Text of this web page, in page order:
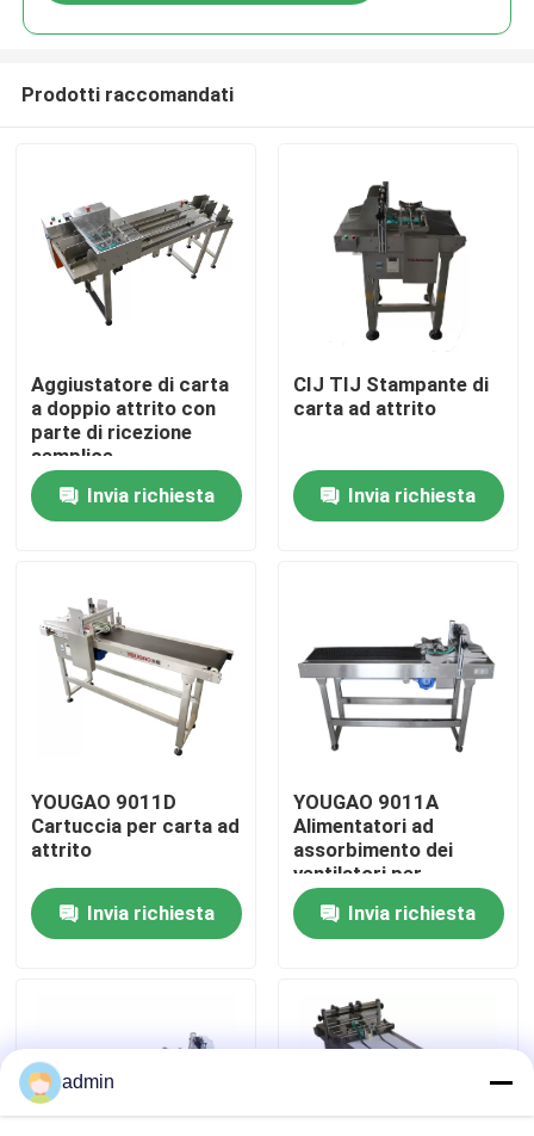
Casa.
Prodotti
Video
Su di noi
Visita alla fabbrica
Controllo della qualità
Contattaci
Casi
Chiedi un preventivo
Prodotti raccomandati
Aggiustatore di carta
a doppio attrito con
parte di ricezione
semplice
Invia richiesta
CIJ TIJ Stampante di
carta ad attrito
Invia richiesta
YOUGAO 9011D
Cartuccia per carta ad
attrito
Invia richiesta
YOUGAO 9011A
Alimentatori ad
assorbimento dei
ventilatori per
macchine di stampa in
plastica a attrito
Invia richiesta
admin